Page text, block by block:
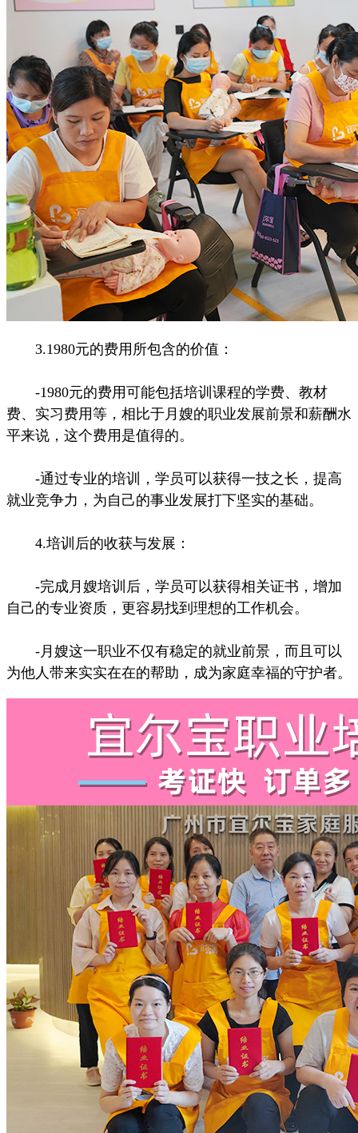
3.1980元的费用所包含的价值：
-1980元的费用可能包括培训课程的学费、教材
费、实习费用等，相比于月嫂的职业发展前景和薪酬水
平来说，这个费用是值得的。
-通过专业的培训，学员可以获得一技之长，提高
就业竞争力，为自己的事业发展打下坚实的基础。
4.培训后的收获与发展：
-完成月嫂培训后，学员可以获得相关证书，增加
自己的专业资质，更容易找到理想的工作机会。
-月嫂这一职业不仅有稳定的就业前景，而且可以
为他人带来实实在在的帮助，成为家庭幸福的守护者。